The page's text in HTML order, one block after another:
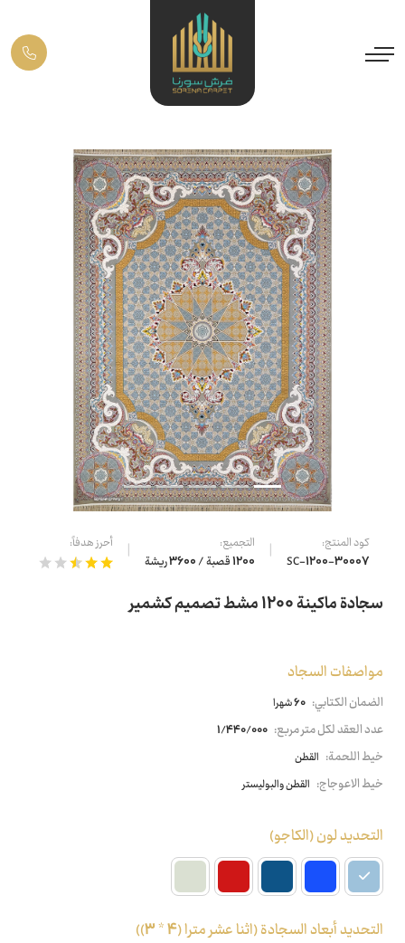
كود المنتج:
SC-1200-30007
التجميع:
1200 قصبة / 3600 ريشة
أحرز هدفاً:
سجادة ماكينة 1200 مشط تصميم كشمير
مواصفات السجاد
الضمان الكتابي: 60 شهرا
عدد العقد لكل متر مربع: 1/440/000
خيط اللحمة: القطن
خيط الاعوجاج: القطن والبوليستر
التحديد لون(الكاجو)
التحديد أبعاد السجادة(اثنا عشر مترا (4 * 3))